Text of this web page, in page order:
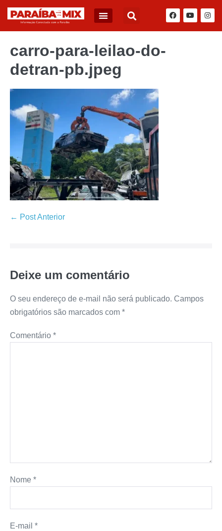
carro-para-leilao-do-
detran-pb.jpeg
← Post Anterior
Deixe um comentário
O seu endereço de e-mail não será publicado. Campos
obrigatórios são marcados com *
Comentário *
Nome *
E-mail *